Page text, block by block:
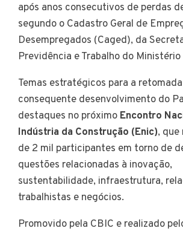
após anos consecutivos de perdas
segundo o Cadastro Geral de
Desempregados (Caged), da
Previdência e Trabalho do
Temas estratégicos para a
consequente desenvolvimento do
destaques no próximo Encontro
Indústria da Construção (Enic), que
de 2 mil participantes em torno de
questões relacionadas à inovação,
sustentabilidade, infraestrutura,
trabalhistas e negócios.
Promovido pela CBIC e realizado